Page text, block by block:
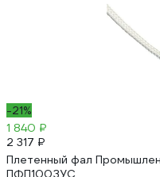
-21%
1 840 ₽
2 317 ₽
Плетенный фал
ПФП100ЗУС